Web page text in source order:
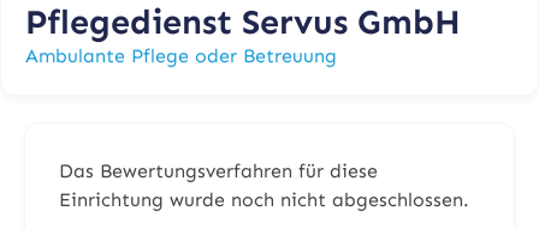
Pflegedienst Servus GmbH
Ambulante Pflege oder Betreuung
Das Bewertungsverfahren für diese
Einrichtung wurde noch nicht abgeschlossen.